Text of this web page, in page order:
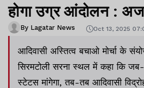
होगा उग्र आंदोलन :
By Lagatar News Oct 13, 2025
आदिवासी अस्तित्व बचाओ मोर्चा के
सिरमटोली सरना स्थल में कहा कि
स्टेटस मांगेगा, तब-तब आदिवासी